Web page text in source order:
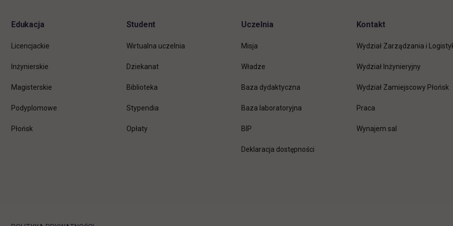
Edukacja
Licencjackie
Inżynierskie
Magisterskie
Podyplomowe
Płońsk
Student
Wirtualna uczelnia
Dziekanat
Biblioteka
Stypendia
Opłaty
Uczelnia
Misja
Władze
Baza dydaktyczna
Baza laboratoryjna
BIP
Deklaracja dostępności
Kontakt
Wydział Zarządzania i
Wydział Inżynieryjny
Wydział Zamiejscowy Płońsk
Pracalink otwiera się w nowej
Wynajem sal